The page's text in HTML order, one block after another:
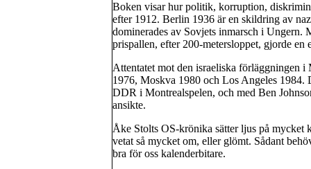
Boken visar hur politik, korruption,
efter 1912. Berlin 1936 är en skildring av
dominerades av Sovjets inmarsch i Ungern.
prispallen, efter 200-metersloppet, gjorde
Attentatet mot den israeliska förläggningen
1976, Moskva 1980 och Los Angeles
DDR i Montrealspelen, och med Ben
ansikte.
Åke Stolts OS-krönika sätter ljus på mycket
vetat så mycket om, eller glömt. Sådant
bra för oss kalenderbitare.